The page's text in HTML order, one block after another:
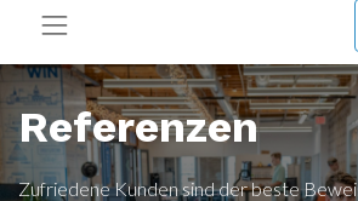
Referenzen
Zufriedene Kunden sind der beste